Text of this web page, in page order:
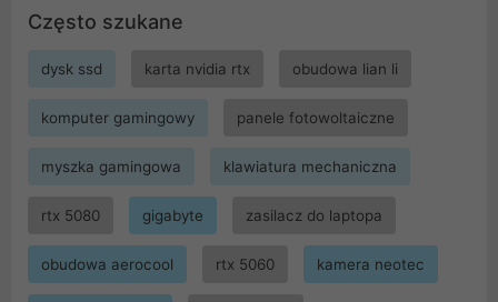
Często szukane
dysk ssd karta nvidia rtx obudowa lian li
komputer gamingowy panele fotowoltaiczne
myszka gamingowa klawiatura mechaniczna
rtx 5080 gigabyte zasilacz do laptopa
obudowa aerocool rtx 5060 kamera neotec